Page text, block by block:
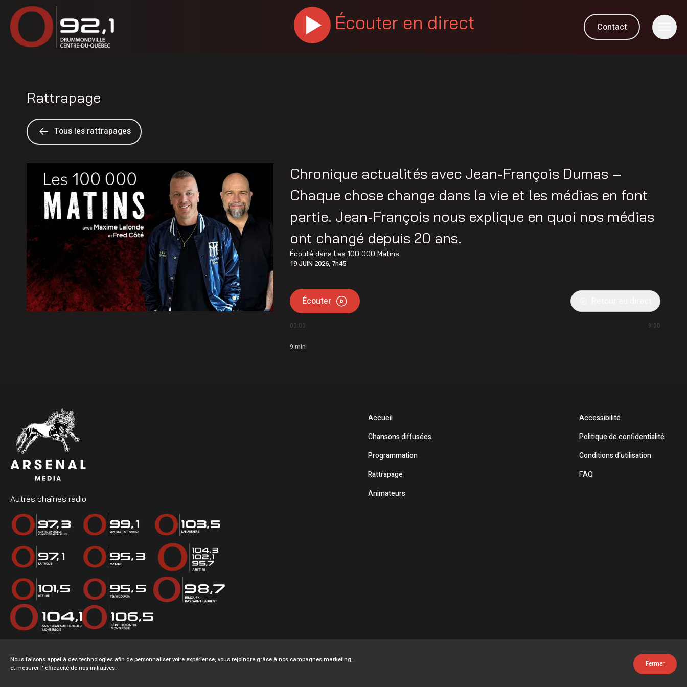
Écouter en direct Contact
Rattrapage
Tous les rattrapages
Chronique actualités avec Jean-François Dumas –
Chaque chose change dans la vie et les médias en font
partie. Jean-François nous explique en quoi nos médias
ont changé depuis 20 ans.
Écouté dansLes 100 000 Matins
19 JUIN 2026, 7h45
Écouter
00:00 9:00
9 min
Autres chaînes radio
Accueil
Chansons diffusées
Programmation
Rattrapage
Animateurs
Accessibilité
Politique de confidentialité
Conditions d'utilisation
FAQ
Nous faisons appel à des technologies afin de personnaliser votre expérience, vous rejoindre grâce à nos campagnes marketing,
et mesurer l''efficacité de nos initiatives.
Fermer